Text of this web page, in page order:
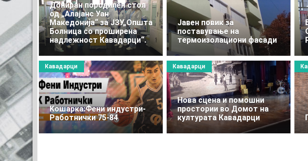
Дониран породилен стол
од „Алајанс Уан
Македонија“ за ЈЗУ„Општа
Болница со проширена
надлежност Кавадарци“.
Јавен повик за
поставување на
термоизолациони фасади
Kошарка:Фени индустри-
Работнички 75-84
Кавадарци
Нова сцена и помошни
простории во Домот на
културата Кавадарци
Кавадарци